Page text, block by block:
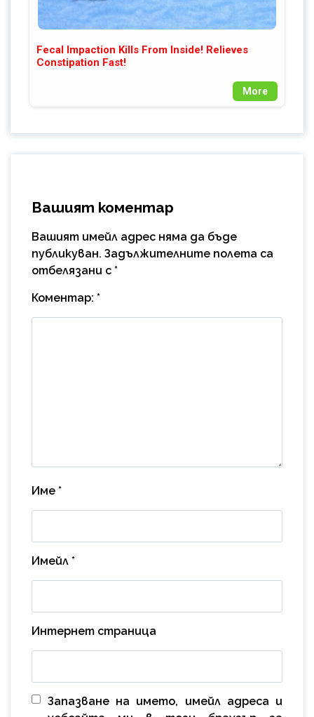
Fecal Impaction Kills From Inside! Relieves
Constipation Fast!
More
Вашият коментар
Вашият имейл адрес няма да бъде
публикуван. Задължителните полета са
отбелязани с *
Коментар: *
Име *
Имейл *
Интернет страница
Запазване на името, имейл адреса и